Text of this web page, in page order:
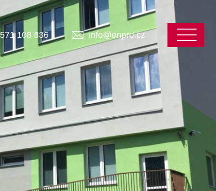
571 108 836 info@enpro.cz